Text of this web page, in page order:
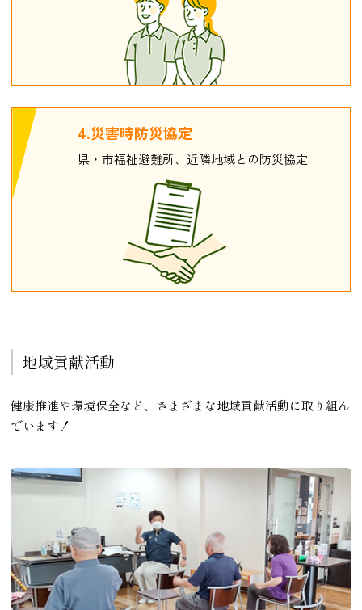
4.災害時防災協定
県・市福祉避難所、近隣地域との防災協定
地域貢献活動
健康推進や環境保全など、さまざまな地域貢献活動に取り組ん
でいます！